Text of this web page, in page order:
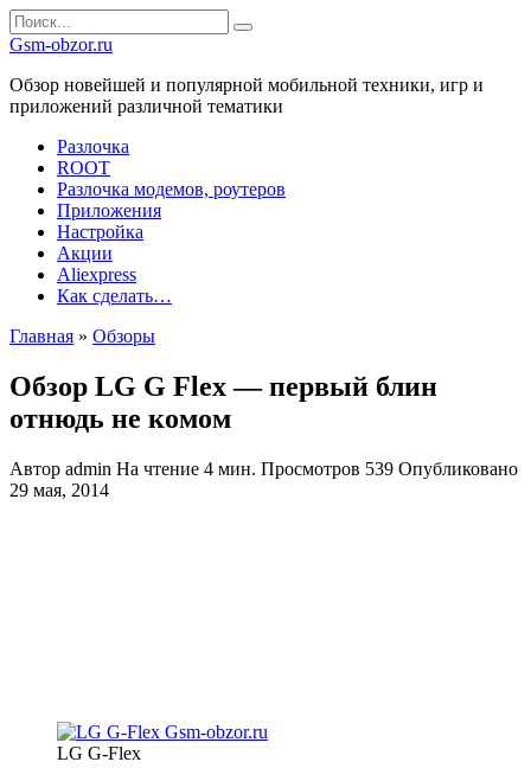
Перейти
к
Search
for:
Gsm-obzor.ru
Обзор новейшей и популярной мобильной техники, игр и
приложений различной тематики
Разлочка
ROOT
Разлочка модемов, роутеров
Приложения
Настройка
Акции
Aliexpress
Как сделать…
Главная » Обзоры
Обзор LG G Flex — первый блин
отнюдь не комом
Автор admin На чтение 4 мин. Просмотров 539 Опубликовано
29 мая, 2014
LG G-Flex